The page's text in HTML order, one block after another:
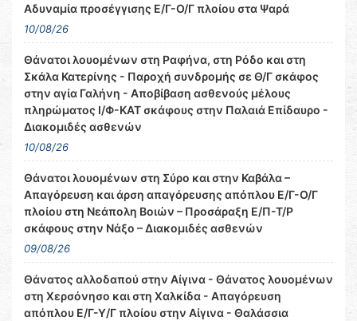
Αδυναμία προσέγγισης Ε/Γ-Ο/Γ πλοίου στα Ψαρά
10/08/26
Θάνατοι λουομένων στη Ραφήνα, στη Ρόδο και στη
Σκάλα Κατερίνης - Παροχή συνδρομής σε Θ/Γ σκάφος
στην αγία Γαλήνη - Αποβίβαση ασθενούς μέλους
πληρώματος Ι/Φ-ΚΑΤ σκάφους στην Παλαιά Επίδαυρο -
Διακομιδές ασθενών
10/08/26
Θάνατοι λουομένων στη Σύρο και στην Καβάλα –
Απαγόρευση και άρση απαγόρευσης απόπλου Ε/Γ-Ο/Γ
πλοίου στη Νεάπολη Βοιών – Προσάραξη Ε/Π-Τ/Ρ
σκάφους στην Νάξο – Διακομιδές ασθενών
09/08/26
Θάνατος αλλοδαπού στην Αίγινα - Θάνατος λουομένων
στη Χερσόνησο και στη Χαλκίδα - Απαγόρευση
απόπλου Ε/Γ-Υ/Γ πλοίου στην Αίγινα - Θαλάσσια